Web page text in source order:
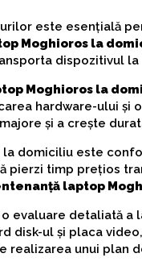
este esențială
Moghioros la
dispozitivul
Moghioros la
hardware-ului și
și a crește
la domiciliu este
pierzi timp prețios
laptop
evaluare detaliată
disk-ul și placa
realizarea unui plan